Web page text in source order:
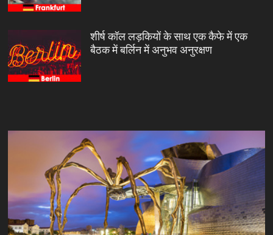
शीर्ष कॉल लड़कियों के साथ एक कैफे में एक
बैठक में बर्लिन में अनुभव अनुरक्षण